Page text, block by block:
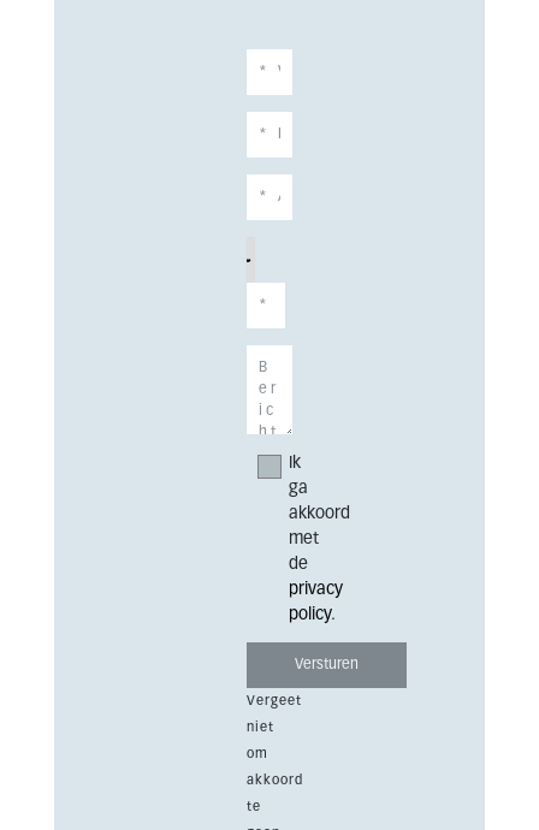
Ik
ga
akkoord
met
de
privacy
policy.
Vergeet
niet
om
akkoord
te